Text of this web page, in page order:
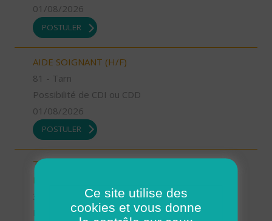
01/08/2026
POSTULER
AIDE SOIGNANT (H/F)
81 - Tarn
Possibilité de CDI ou CDD
01/08/2026
POSTULER
TECHNICIEN D’INTERVENTION SOCIALE ET
FAMILIALE (H/F)
31 - Haute-Garonne
Possibilité de CDI ou CDD
Ce site utilise des
cookies et vous donne